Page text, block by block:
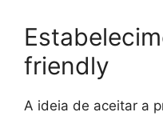
friendly
A ideia de aceitar a